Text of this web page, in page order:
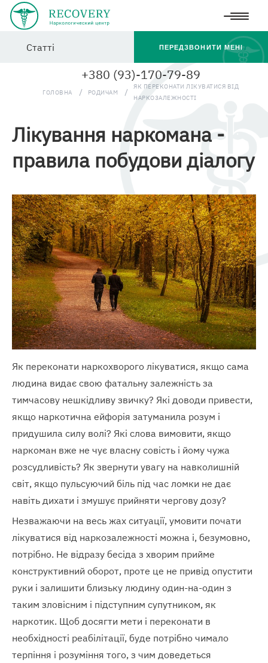
+380 (93)-170-79-89
ПЕРЕДЗВОНИТИ МЕНІ
ГОЛОВНА РОДИЧАМ
ЯК ПЕРЕКОНАТИ ЛІКУВАТИСЯ ВІД
НАРКОЗАЛЕЖНОСТІ
Статті
Лікування наркомана -
правила побудови діалогу
Як переконати наркохворого лікуватися, якщо сама
людина видає свою фатальну залежність за
тимчасову нешкідливу звичку? Які доводи привести,
якщо наркотична ейфорія затуманила розум і
придушила силу волі? Які слова вимовити, якщо
наркоман вже не чує власну совість і йому чужа
розсудливість? Як звернути увагу на навколишній
світ, якщо пульсуючий біль під час ломки не дає
навіть дихати і змушує прийняти чергову дозу?
Незважаючи на весь жах ситуації, умовити почати
лікуватися від наркозалежності можна і, безумовно,
потрібно. Не відразу бесіда з хворим прийме
конструктивний оборот, проте це не привід опустити
руки і залишити близьку людину один-на-один з
таким зловісним і підступним супутником, як
наркотик. Щоб досягти мети і переконати в
необхідності реабілітації, буде потрібно чимало
терпіння і розуміння того, з чим доведеться